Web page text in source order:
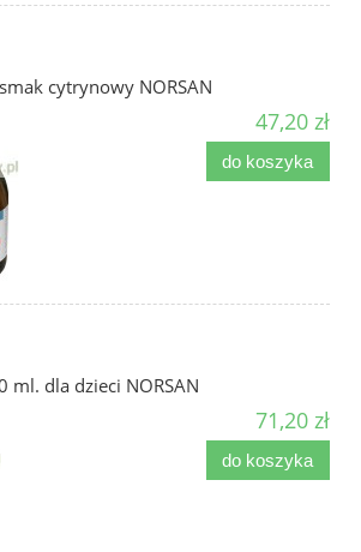
cytrynowy NORSAN
47,20 zł
do koszyka
ml. dla dzieci NORSAN
71,20 zł
do koszyka